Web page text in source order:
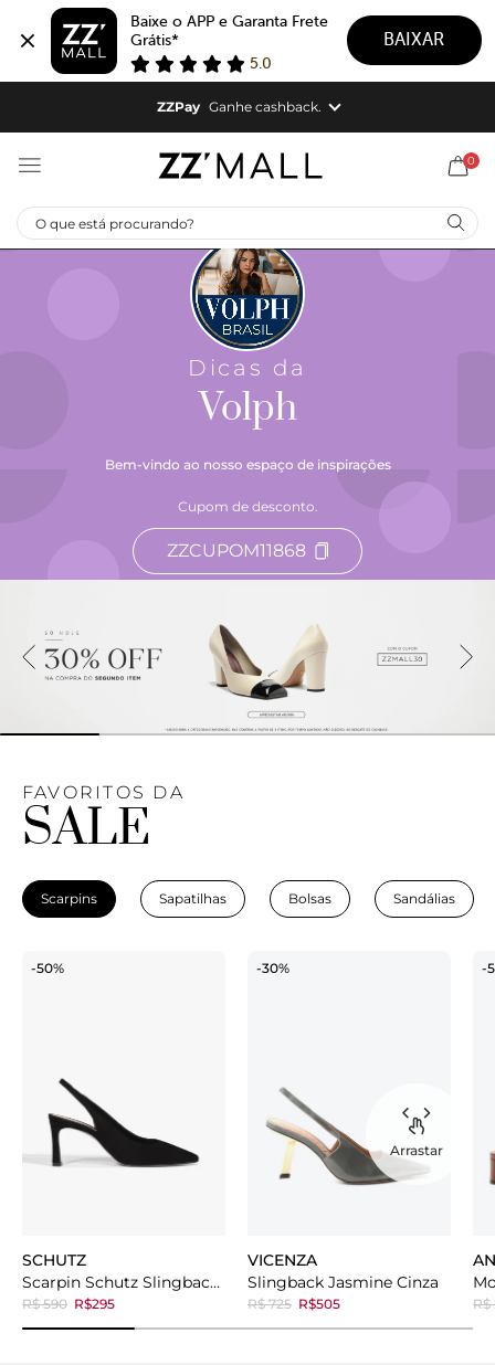
Baixe o APP e Garanta Frete
Grátis*
5.0
BAIXAR
ZZCUPOM11868
ZZPay Ganhe cashback.
Cashback em todas as suas compras.
Aproveite!
0
Dicas da
Volph
Bem-vindo ao nosso espaço de inspirações
Cupom de desconto.
ZZCUPOM11868
FAVORITOS DA
SALE
Scarpins Sapatilhas Bolsas Sandálias
-50%
SCHUTZ
Scarpin Schutz Slingback Mid Heel Black
R$ 590 R$295
-30%
VICENZA
Slingback Jasmine Cinza
R$ 725 R$505
-
R$
Arrastar